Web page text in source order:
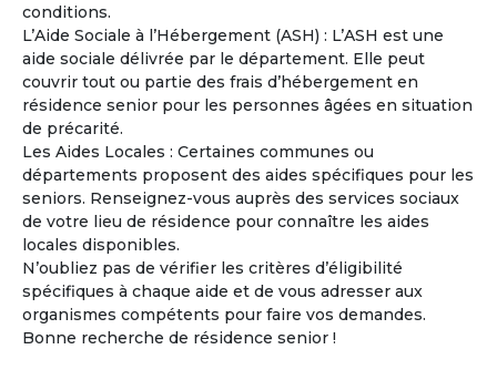
conditions.
L’Aide Sociale à l’Hébergement (ASH) : L’ASH est une
aide sociale délivrée par le département. Elle peut
couvrir tout ou partie des frais d’hébergement en
résidence senior pour les personnes âgées en situation
de précarité.
Les Aides Locales : Certaines communes ou
départements proposent des aides spécifiques pour les
seniors. Renseignez-vous auprès des services sociaux
de votre lieu de résidence pour connaître les aides
locales disponibles.
N’oubliez pas de vérifier les critères d’éligibilité
spécifiques à chaque aide et de vous adresser aux
organismes compétents pour faire vos demandes.
Bonne recherche de résidence senior !
La copropriété en pleine propriété entre Seniors
Un mode d’habitat partagé adapté au vieillissement.
La copropriété en pleine propriété séduit de plus en
plus de retraités désireux de mutualiser certains espaces
et services tout en conservant leur indépendance et leur
patrimoine.
À la une